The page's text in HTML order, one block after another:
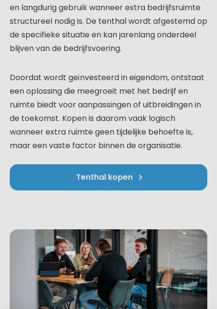
en langdurig gebruik wanneer extra bedrijfsruimte
structureel nodig is. De tenthal wordt afgestemd op
de specifieke situatie en kan jarenlang onderdeel
blijven van de bedrijfsvoering.
Doordat wordt geïnvesteerd in eigendom, ontstaat
een oplossing die meegroeit met het bedrijf en
ruimte biedt voor aanpassingen of uitbreidingen in
de toekomst. Kopen is daarom vaak logisch
wanneer extra ruimte geen tijdelijke behoefte is,
maar een vaste factor binnen de organisatie.
Tenthal kopen